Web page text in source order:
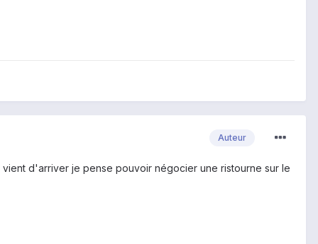
Auteur
d'arriver je pense pouvoir négocier une ristourne sur le